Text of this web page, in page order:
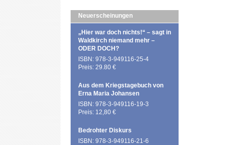
Neuerscheinungen
„Hier war doch nichts!“ – sagt in
Waldkirch niemand mehr –
ODER DOCH?
ISBN: 978-3-949116-25-4
Preis: 29.80 €
Aus dem Kriegstagebuch von
Erna Maria Johansen
ISBN: 978-3-949116-19-3
Preis: 12,80 €
Bedrohter Diskurs
ISBN: 978-3-949116-21-6